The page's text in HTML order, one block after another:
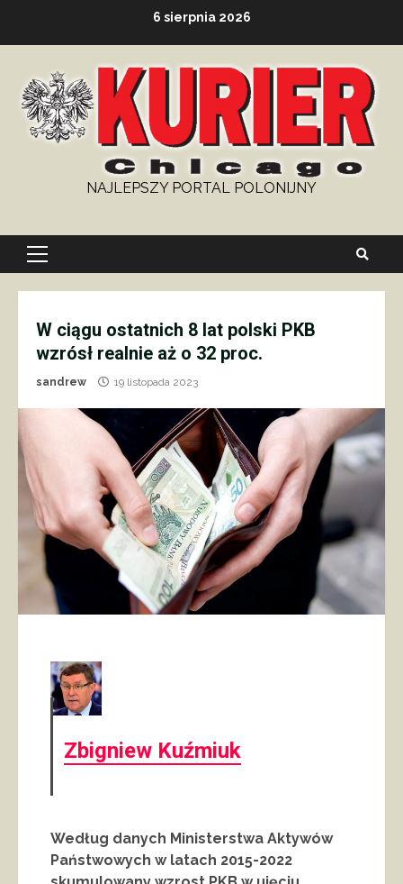
6 sierpnia 2026
NAJLEPSZY PORTAL POLONIJNY
Primary
W ciągu ostatnich 8 lat polski PKB
wzrósł realnie aż o 32 proc.
sandrew 19 listopada 2023
Zbigniew Kuźmiuk
Według danych Ministerstwa Aktywów
Państwowych w latach 2015-2022